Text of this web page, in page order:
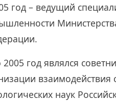
год – ведущий
2005 год являлся
взаимодействия
наук